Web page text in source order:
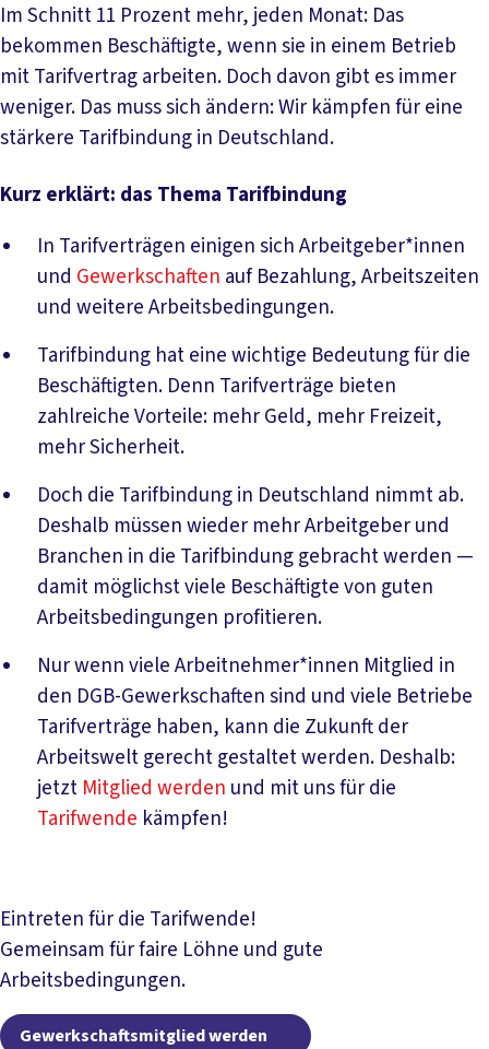
Im Schnitt 11 Prozent mehr, jeden Monat: Das
bekommen Beschäftigte, wenn sie in einem Betrieb
mit Tarifvertrag arbeiten. Doch davon gibt es immer
weniger. Das muss sich ändern: Wir kämpfen für eine
stärkere Tarifbindung in Deutschland.
Kurz erklärt: das Thema Tarifbindung
In Tarifverträgen einigen sich Arbeitgeber*innen
und Gewerkschaften auf Bezahlung, Arbeitszeiten
und weitere Arbeitsbedingungen.
Tarifbindung hat eine wichtige Bedeutung für die
Beschäftigten. Denn Tarifverträge bieten
zahlreiche Vorteile: mehr Geld, mehr Freizeit,
mehr Sicherheit.
Doch die Tarifbindung in Deutschland nimmt ab.
Deshalb müssen wieder mehr Arbeitgeber und
Branchen in die Tarifbindung gebracht werden —
damit möglichst viele Beschäftigte von guten
Arbeitsbedingungen profitieren.
Nur wenn viele Arbeitnehmer*innen Mitglied in
den DGB-Gewerkschaften sind und viele Betriebe
Tarifverträge haben, kann die Zukunft der
Arbeitswelt gerecht gestaltet werden. Deshalb:
jetzt Mitglied werden und mit uns für die
Tarifwende kämpfen!
Eintreten für die Tarifwende!
Gemeinsam für faire Löhne und gute
Arbeitsbedingungen.
Gewerkschaftsmitglied werden